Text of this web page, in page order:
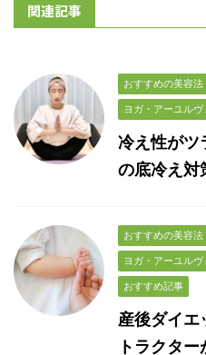
関連記事
おすすめの美容
ヨガ・アーユル
冷え性がツ
の底冷え対
おすすめの美容
ヨガ・アーユル
おすすめ記事
産後ダイエ
トラクタ